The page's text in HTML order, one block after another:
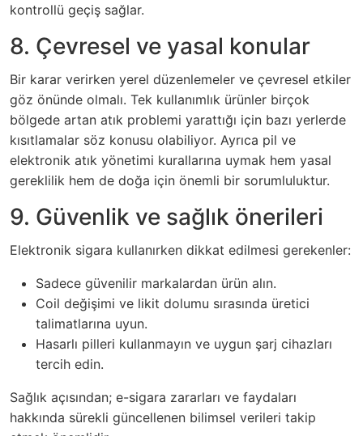
kontrollü geçiş sağlar.
8. Çevresel ve yasal konular
Bir karar verirken yerel düzenlemeler ve çevresel etkiler
göz önünde olmalı. Tek kullanımlık ürünler birçok
bölgede artan atık problemi yarattığı için bazı yerlerde
kısıtlamalar söz konusu olabiliyor. Ayrıca pil ve
elektronik atık yönetimi kurallarına uymak hem yasal
gereklilik hem de doğa için önemli bir sorumluluktur.
9. Güvenlik ve sağlık önerileri
Elektronik sigara kullanırken dikkat edilmesi gerekenler:
Sadece güvenilir markalardan ürün alın.
Coil değişimi ve likit dolumu sırasında üretici
talimatlarına uyun.
Hasarlı pilleri kullanmayın ve uygun şarj cihazları
tercih edin.
Sağlık açısından; e-sigara zararları ve faydaları
hakkında sürekli güncellenen bilimsel verileri takip